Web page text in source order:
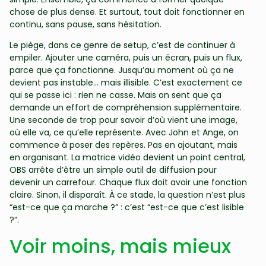
chose de plus dense. Et surtout, tout doit fonctionner en
continu, sans pause, sans hésitation.
Le piège, dans ce genre de setup, c’est de continuer à
empiler. Ajouter une caméra, puis un écran, puis un flux,
parce que ça fonctionne. Jusqu’au moment où ça ne
devient pas instable… mais illisible. C’est exactement ce
qui se passe ici : rien ne casse. Mais on sent que ça
demande un effort de compréhension supplémentaire.
Une seconde de trop pour savoir d’où vient une image,
où elle va, ce qu’elle représente. Avec John et Ange, on
commence à poser des repères. Pas en ajoutant, mais
en organisant. La matrice vidéo devient un point central,
OBS arrête d’être un simple outil de diffusion pour
devenir un carrefour. Chaque flux doit avoir une fonction
claire. Sinon, il disparaît. À ce stade, la question n’est plus
“est-ce que ça marche ?” : c’est “est-ce que c’est lisible
?”.
Voir moins, mais mieux